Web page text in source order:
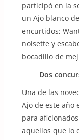
participó en la
un Ajo blanco
encurtidos;
noisette y
bocadillo de
Dos
Una de las
Ajo de este año
para
aquellos que lo